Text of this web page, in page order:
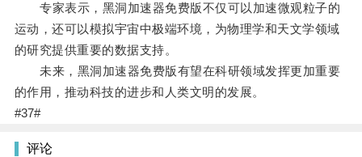
专家表示，黑洞加速器免费版不仅可以加速微观粒子的
运动，还可以模拟宇宙中极端环境，为物理学和天文学领域
的研究提供重要的数据支持。
未来，黑洞加速器免费版有望在科研领域发挥更加重要
的作用，推动科技的进步和人类文明的发展。
#37#
评论